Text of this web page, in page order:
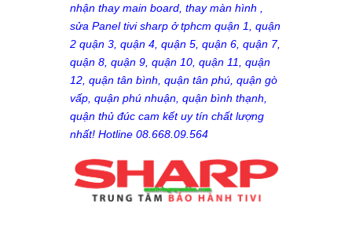
nhận thay main board, thay màn hình ,
sửa Panel tivi sharp ở tphcm quận 1, quận
2 quận 3, quận 4, quận 5, quận 6, quận 7,
quận 8, quận 9, quận 10, quận 11, quận
12, quận tân bình, quận tân phú, quận gò
vấp, quận phú nhuận, quận bình thạnh,
quận thủ đúc cam kết uy tín chất lượng
nhất! Hotline 08.668.09.564